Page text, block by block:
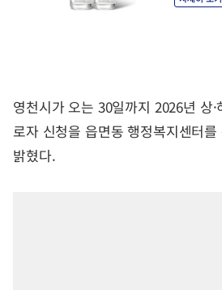
영천시가 오는 30일까지 2026년 상
로자 신청을 읍면동 행정복지센터
밝혔다.